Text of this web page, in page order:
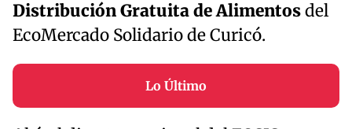
Distribución Gratuita de Alimentosdel
EcoMercado Solidario de Curicó.
Lo Último